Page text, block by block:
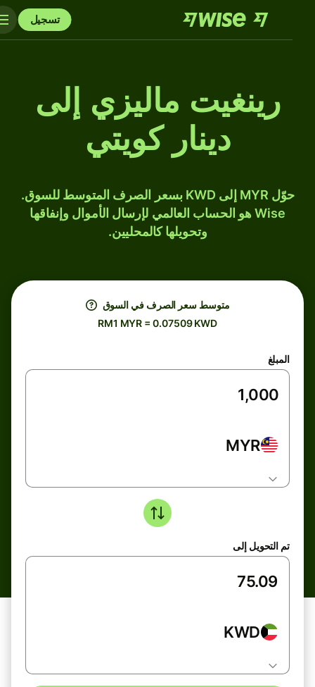
تسجيل
رينغيت ماليزي إلى
دينار كويتي
حوّل MYR إلى KWD بسعر الصرف المتوسط للسوق.
Wise هو الحساب العالمي لإرسال الأموال وإنفاقها
وتحويلها كالمحليين.
متوسط ​​سعر الصرف في السوق
RM1 MYR = 0.07509 KWD
المبلغ
MYR
تم التحويل إلى
KWD